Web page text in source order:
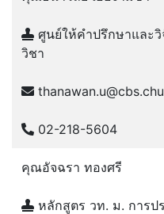
ศูนย์ให้คำปรึกษาและ
วิชา
02-218-5604
คุณอัจฉรา ทองศรี
หลักสูตร วท. ม. การป